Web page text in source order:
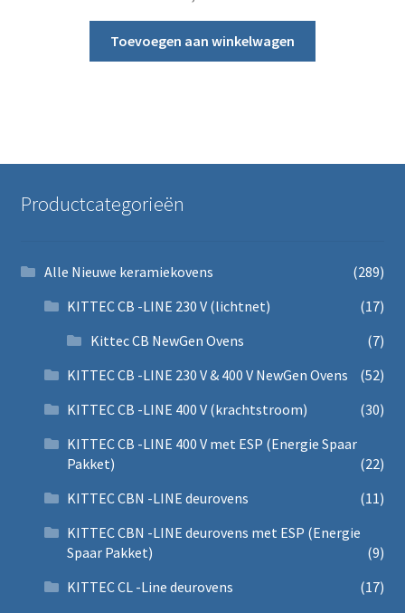
Toevoegen aan winkelwagen
Productcategorieën
Alle Nieuwe keramiekovens
(289)
KITTEC CB -LINE 230 V (lichtnet)
(17)
Kittec CB NewGen Ovens
(7)
KITTEC CB -LINE 230 V & 400 V NewGen Ovens
(52)
KITTEC CB -LINE 400 V (krachtstroom)
(30)
KITTEC CB -LINE 400 V met ESP (Energie Spaar
Pakket)
(22)
KITTEC CBN -LINE deurovens
(11)
KITTEC CBN -LINE deurovens met ESP (Energie
Spaar Pakket)
(9)
KITTEC CL -Line deurovens
(17)